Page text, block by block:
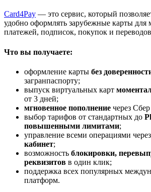
Card4Pay — это сервис, который
удобно оформлять зарубежные карты
платежей, подписок, покупок и
Что вы получаете:
оформление карты без
загранпаспорту;
выпуск виртуальных карт
от 3 дней;
мгновенное пополнение через
выбор тарифов от стандартных до
повышенными лимитами;
управление всеми операциями через
кабинет;
возможность блокировки,
реквизитов в один клик;
поддержка всех популярных
платформ.